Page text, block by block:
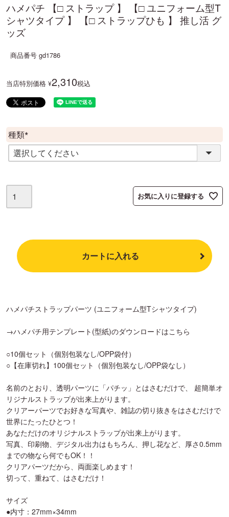
ハメパチ 【□ ストラップ 】 【□ ユニフォーム型T
シャツタイプ 】 【□ ストラップひも 】 推し活 グ
ッズ
商品番号 gd1786
当店特別価格 ¥2,310税込
種類
(
必
お気に入りに登録する
カートに入れる
ハメパチストラップパーツ (ユニフォーム型Tシャツタイプ)
→ハメパチ用テンプレート(型紙)のダウンロードはこちら
○10個セット（個別包装なし/OPP袋付）
○【在庫切れ】100個セット（個別包装なし/OPP袋なし）
名前のとおり、透明パーツに「パチッ」とはさむだけで、 超簡単オ
リジナルストラップが出来上がります。
クリアーパーツでお好きな写真や、雑誌の切り抜きをはさむだけで
世界にたったひとつ！
あなただけのオリジナルストラップが出来上がります。
写真、印刷物、デジタル出力はもちろん、押し花など、厚さ0.5mm
までの物なら何でもOK！！
クリアパーツだから、両面楽しめます！
切って、重ねて、はさむだけ！
サイズ
●内寸：27mm×34mm